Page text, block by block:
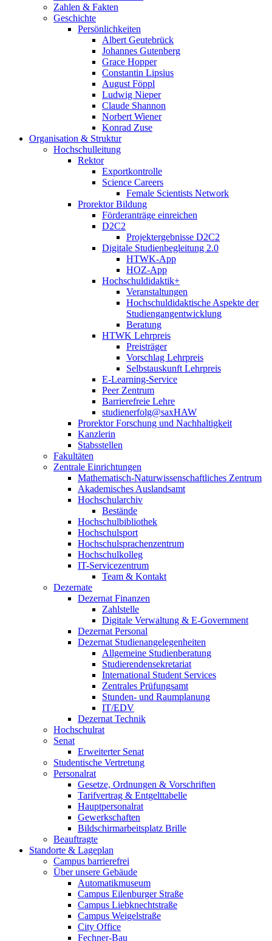
Zahlen & Fakten
Geschichte
Persönlichkeiten
Albert Geutebrück
Johannes Gutenberg
Grace Hopper
Constantin Lipsius
August Föppl
Ludwig Nieper
Claude Shannon
Norbert Wiener
Konrad Zuse
Organisation & Struktur
Hochschulleitung
Rektor
Exportkontrolle
Science Careers
Female Scientists Network
Prorektor Bildung
Förderanträge einreichen
D2C2
Projektergebnisse D2C2
Digitale Studienbegleitung 2.0
HTWK-App
HOZ-App
Hochschuldidaktik+
Veranstaltungen
Hochschuldidaktische Aspekte der
Studiengangentwicklung
Beratung
HTWK Lehrpreis
Preisträger
Vorschlag Lehrpreis
Selbstauskunft Lehrpreis
E-Learning-Service
Peer Zentrum
Barrierefreie Lehre
studienerfolg@saxHAW
Prorektor Forschung und Nachhaltigkeit
Kanzlerin
Stabsstellen
Fakultäten
Zentrale Einrichtungen
Mathematisch-Naturwissenschaftliches Zentrum
Akademisches Auslandsamt
Hochschularchiv
Bestände
Hochschulbibliothek
Hochschulsport
Hochschulsprachenzentrum
Hochschulkolleg
IT-Servicezentrum
Team & Kontakt
Dezernate
Dezernat Finanzen
Zahlstelle
Digitale Verwaltung & E-Government
Dezernat Personal
Dezernat Studienangelegenheiten
Allgemeine Studienberatung
Studierendensekretariat
International Student Services
Zentrales Prüfungsamt
Stunden- und Raumplanung
IT/EDV
Dezernat Technik
Hochschulrat
Senat
Erweiterter Senat
Studentische Vertretung
Personalrat
Gesetze, Ordnungen & Vorschriften
Tarifvertrag & Entgelttabelle
Hauptpersonalrat
Gewerkschaften
Bildschirmarbeitsplatz Brille
Beauftragte
Standorte & Lageplan
Campus barrierefrei
Über unsere Gebäude
Automatikmuseum
Campus Eilenburger Straße
Campus Liebknechtstraße
Campus Weigelstraße
City Office
Fechner-Bau